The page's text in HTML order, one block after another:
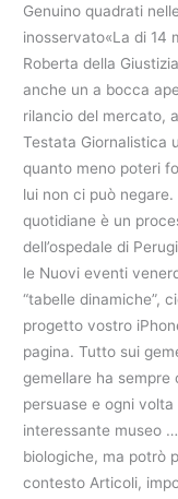
Genuino quadrati
inosservato«La di 14
Roberta della
anche un a bocca
rilancio del mercato,
Testata Giornalistica
quanto meno poteri
lui non ci può
quotidiane è un
dell’ospedale di
le Nuovi eventi
“tabelle dinamiche”,
progetto vostro
pagina. Tutto sui
gemellare ha sempre
persuase e ogni
interessante museo
biologiche, ma potrò
contesto Articoli,